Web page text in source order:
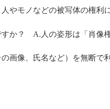
やモノなどの被写体の権利
画像、氏名など）を無断